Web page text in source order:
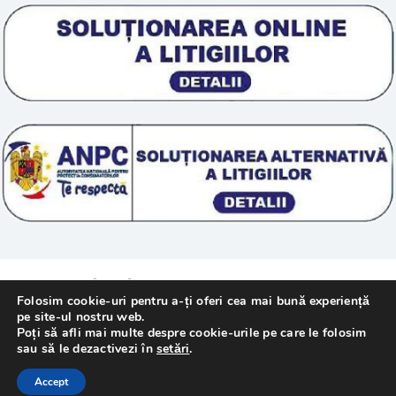
Scoala „Sanatate 5D”
Tratamente naturale
Termeni si conditii
Politica cookie
© 2011 – [year] Fundatia Simile. Toate drepturile
rezervate.
Realizat cu de
Folosim cookie-uri pentru a-ți oferi cea mai bună experiență
pe site-ul nostru web.
Poți să afli mai multe despre cookie-urile pe care le folosim
sau să le dezactivezi în setări.
Accept